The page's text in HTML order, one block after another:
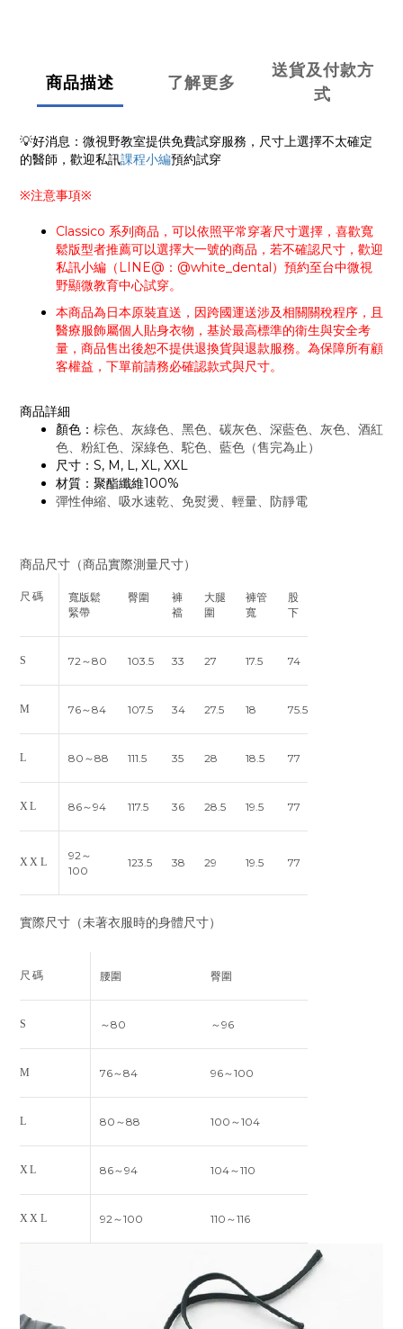
商品描述 了解更多
送貨及付款方
式
💡好消息：微視野教室提供免費試穿服務，尺寸上選擇不太確定
的醫師，歡迎私訊課程小編預約試穿
※注意事項※
Classico 系列商品，可以依照平常穿著尺寸選擇，喜歡寬
鬆版型者推薦可以選擇大一號的商品，若不確認尺寸，歡迎
私訊小編（LINE@：@white_dental）預約至台中微視
野顯微教育中心試穿。
本商品為日本原裝直送，因跨國運送涉及相關關稅程序，且
醫療服飾屬個人貼身衣物，基於最高標準的衛生與安全考
量，商品售出後恕不提供退換貨與退款服務。為保障所有顧
客權益，下單前請務必確認款式與尺寸。
商品詳細
顏色： 棕色、灰綠色、黑色、碳灰色、深藍色、灰色、酒紅
色、粉紅色、深綠色、駝色、藍色（售完為止）
尺寸：S, M, L, XL, XXL
材質：聚酯纖維100%
彈性伸縮、吸水速乾、免熨燙、輕量、防靜電
商品尺寸（商品實際測量尺寸）
尺碼
寬版鬆
緊帶
臀圍
褲
襠
大腿
圍
褲管
寬
股
下
S 72～80 103.5 33 27 17.5 74
M 76～84 107.5 34 27.5 18 75.5
L 80～88 111.5 35 28 18.5 77
XL 86～94 117.5 36 28.5 19.5 77
XXL
92～
100
123.5 38 29 19.5 77
實際尺寸（未著衣服時的身體尺寸）
尺碼 腰圍 臀圍
S ～80 ～96
M 76～84 96～100
L 80～88 100～104
XL 86～94 104～110
XXL 92～100 110～116